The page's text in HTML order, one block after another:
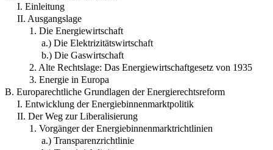
I. Einleitung
II. Ausgangslage
1. Die Energiewirtschaft
a.) Die Elektrizitätswirtschaft
b.) Die Gaswirtschaft
2. Alte Rechtslage: Das Energiewirtschaftgesetz von 1935
3. Energie in Europa
B. Europarechtliche Grundlagen der Energierechtsreform
I. Entwicklung der Energiebinnenmarktpolitik
II. Der Weg zur Liberalisierung
1. Vorgänger der Energiebinnenmarktrichtlinien
a.) Transparenzrichtlinie